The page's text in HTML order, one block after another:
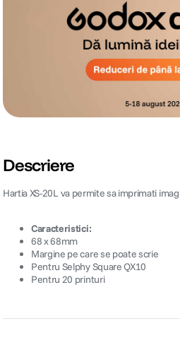
Descriere
Hartia XS-20L va permite sa imprimati
Caracteristici:
68 x 68mm
Margine pe care se poate scrie
Pentru Selphy Square QX10
Pentru 20 printuri